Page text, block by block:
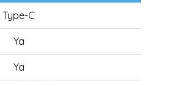
Type-C
Ya
Ya